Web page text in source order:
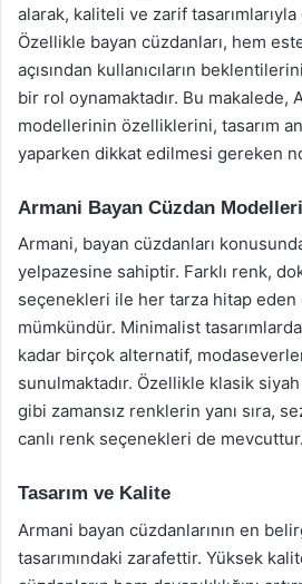
alarak, kaliteli ve zarif
Özellikle bayan cüzdanları, hem
açısından kullanıcıların
bir rol oynamaktadır. Bu makalede,
modellerinin özelliklerini, tasarım
yaparken dikkat edilmesi gereken
Armani Bayan Cüzdan
Armani, bayan cüzdanları
yelpazesine sahiptir. Farklı renk,
seçenekleri ile her tarza hitap eden
mümkündür. Minimalist
kadar birçok alternatif,
sunulmaktadır. Özellikle klasik
gibi zamansız renklerin yanı sıra,
canlı renk seçenekleri de mevcuttur.
Tasarım ve Kalite
Armani bayan cüzdanlarının en
tasarımındaki zarafettir. Yüksek